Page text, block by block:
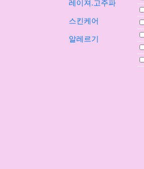
레이져.고주파
스킨케어
알레르기